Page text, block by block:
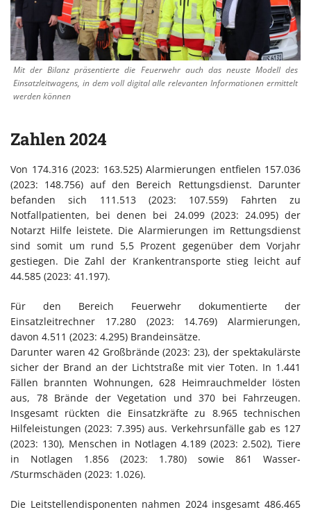
Mit der Bilanz präsentierte die Feuerwehr auch das neuste Modell des
Einsatzleitwagens, in dem voll digital alle relevanten Informationen ermittelt
werden können
Zahlen 2024
Von 174.316 (2023: 163.525) Alarmierungen entfielen 157.036
(2023: 148.756) auf den Bereich Rettungsdienst. Darunter
befanden sich 111.513 (2023: 107.559) Fahrten zu
Notfallpatienten, bei denen bei 24.099 (2023: 24.095) der
Notarzt Hilfe leistete. Die Alarmierungen im Rettungsdienst
sind somit um rund 5,5 Prozent gegenüber dem Vorjahr
gestiegen. Die Zahl der Krankentransporte stieg leicht auf
44.585 (2023: 41.197).
Für den Bereich Feuerwehr dokumentierte der
Einsatzleitrechner 17.280 (2023: 14.769) Alarmierungen,
davon 4.511 (2023: 4.295) Brandeinsätze.
Darunter waren 42 Großbrände (2023: 23), der spektakulärste
sicher der Brand an der Lichtstraße mit vier Toten. In 1.441
Fällen brannten Wohnungen, 628 Heimrauchmelder lösten
aus, 78 Brände der Vegetation und 370 bei Fahrzeugen.
Insgesamt rückten die Einsatzkräfte zu 8.965 technischen
Hilfeleistungen (2023: 7.395) aus. Verkehrsunfälle gab es 127
(2023: 130), Menschen in Notlagen 4.189 (2023: 2.502), Tiere
in Notlagen 1.856 (2023: 1.780) sowie 861 Wasser-
/Sturmschäden (2023: 1.026).
Die Leitstellendisponenten nahmen 2024 insgesamt 486.465